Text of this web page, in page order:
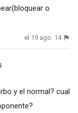
o
el 19 ago. 14
y el normal? cual